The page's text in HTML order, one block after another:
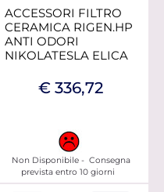
ACCESSORI FILTRO
CERAMICA RIGEN.HP
ANTI ODORI
NIKOLATESLA ELICA
€ 336,72
Non Disponibile - Consegna
prevista entro 10 giorni